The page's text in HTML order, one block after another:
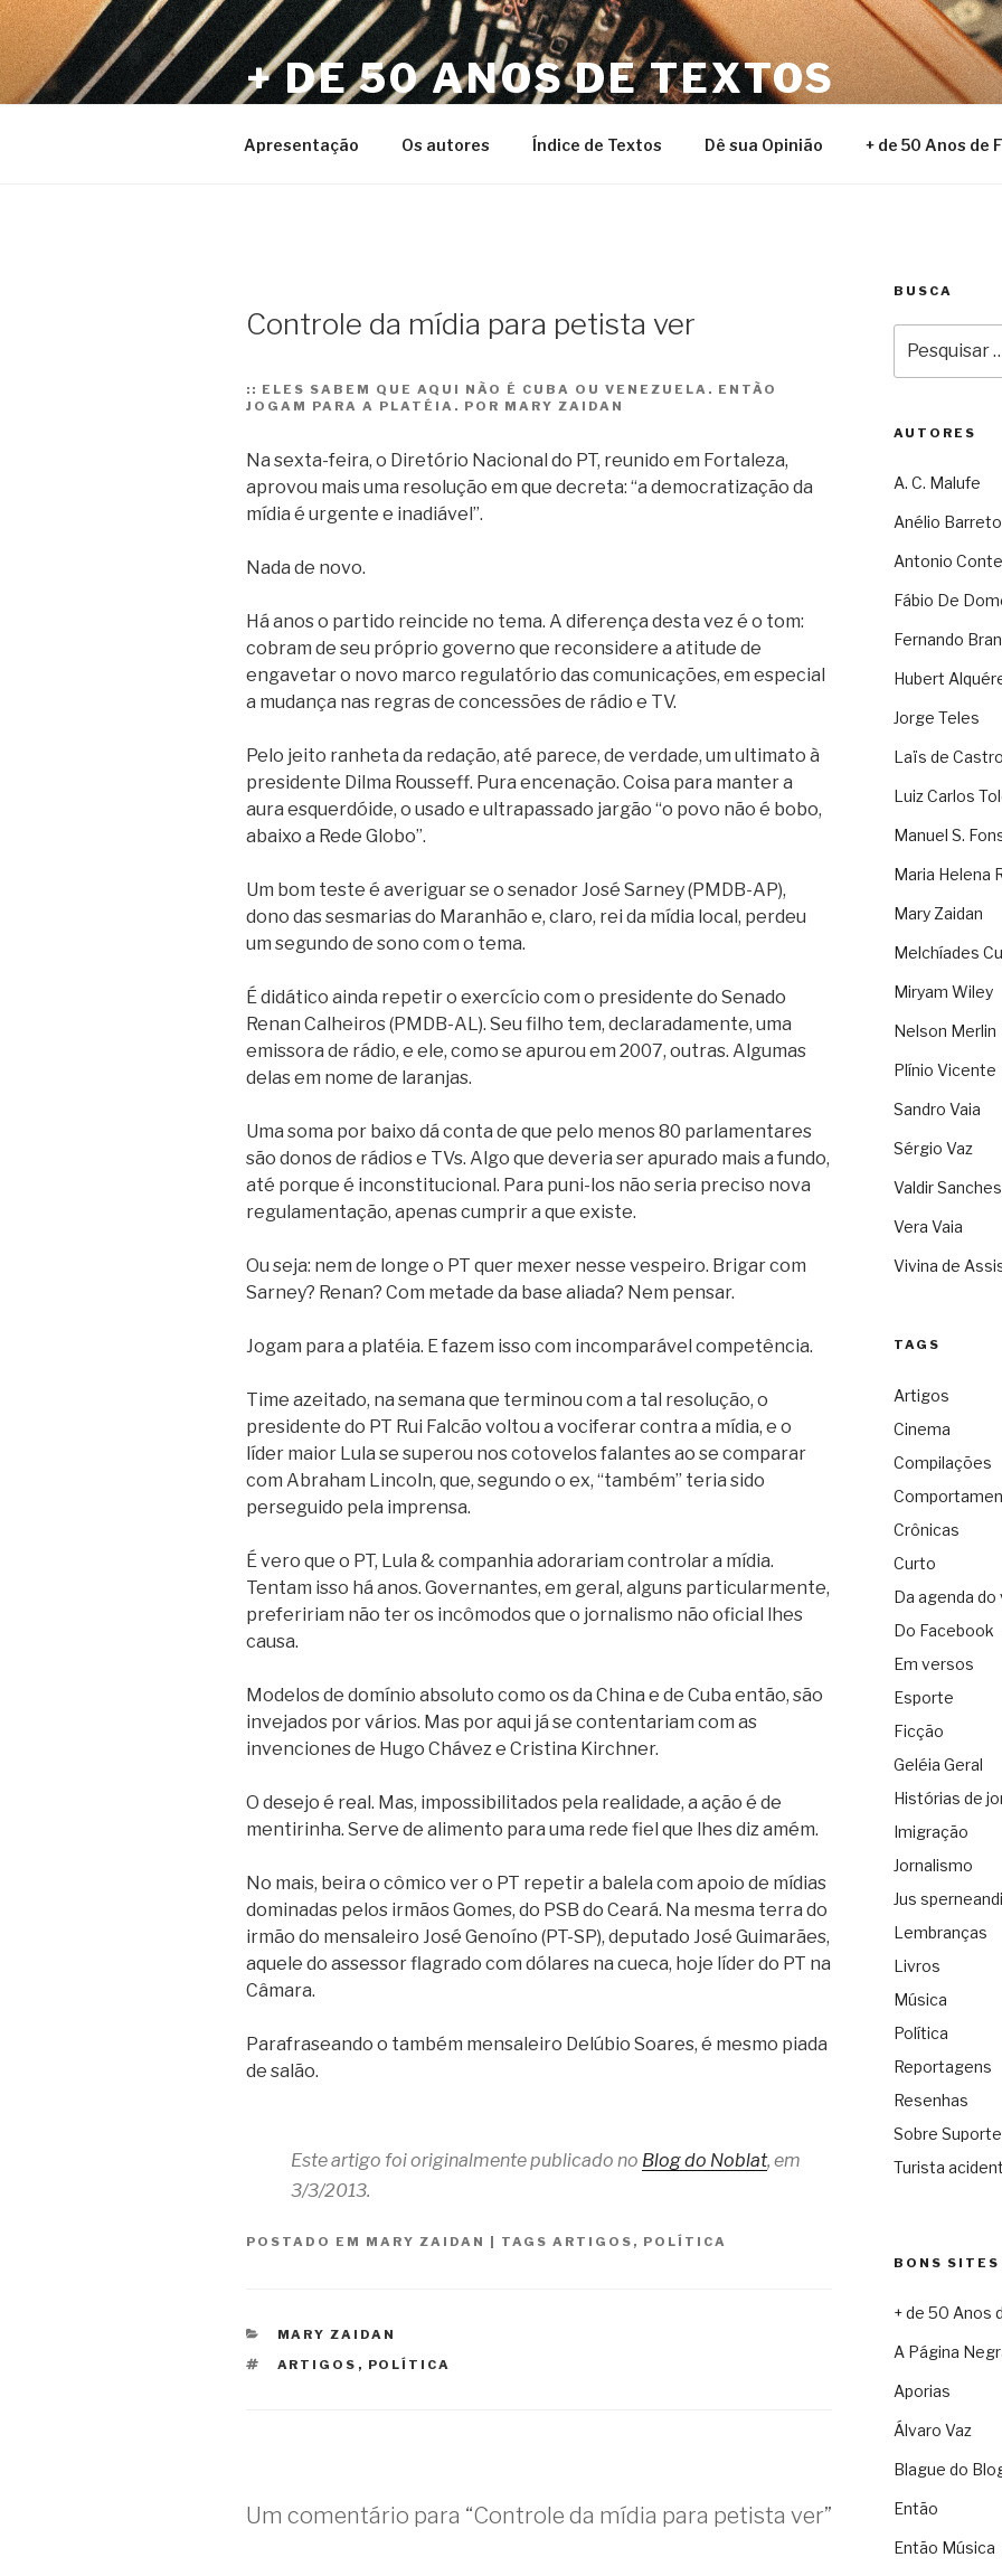
Pular
para
o
conteúdo
+ DE 50 ANOS DE TEXTOS
Apresentação Os autores Índice de Textos Dê sua Opinião + de 50 Anos de
Controle da mídia para petista ver
:: ELES SABEM QUE AQUI NÃO É CUBA OU VENEZUELA. ENTÃO
JOGAM PARA A PLATÉIA. POR MARY ZAIDAN
Na sexta-feira, o Diretório Nacional do PT, reunido em Fortaleza,
aprovou mais uma resolução em que decreta: “a democratização da
mídia é urgente e inadiável”.
Nada de novo.
Há anos o partido reincide no tema. A diferença desta vez é o tom:
cobram de seu próprio governo que reconsidere a atitude de
engavetar o novo marco regulatório das comunicações, em especial
a mudança nas regras de concessões de rádio e TV.
Pelo jeito ranheta da redação, até parece, de verdade, um ultimato à
presidente Dilma Rousseff. Pura encenação. Coisa para manter a
aura esquerdóide, o usado e ultrapassado jargão “o povo não é bobo,
abaixo a Rede Globo”.
Um bom teste é averiguar se o senador José Sarney (PMDB-AP),
dono das sesmarias do Maranhão e, claro, rei da mídia local, perdeu
um segundo de sono com o tema.
É didático ainda repetir o exercício com o presidente do Senado
Renan Calheiros (PMDB-AL). Seu filho tem, declaradamente, uma
emissora de rádio, e ele, como se apurou em 2007, outras. Algumas
delas em nome de laranjas.
Uma soma por baixo dá conta de que pelo menos 80 parlamentares
são donos de rádios e TVs. Algo que deveria ser apurado mais a fundo,
até porque é inconstitucional. Para puni-los não seria preciso nova
regulamentação, apenas cumprir a que existe.
Ou seja: nem de longe o PT quer mexer nesse vespeiro. Brigar com
Sarney? Renan? Com metade da base aliada? Nem pensar.
Jogam para a platéia. E fazem isso com incomparável competência.
Time azeitado, na semana que terminou com a tal resolução, o
presidente do PT Rui Falcão voltou a vociferar contra a mídia, e o
líder maior Lula se superou nos cotovelos falantes ao se comparar
com Abraham Lincoln, que, segundo o ex, “também” teria sido
perseguido pela imprensa.
É vero que o PT, Lula & companhia adorariam controlar a mídia.
Tentam isso há anos. Governantes, em geral, alguns particularmente,
prefeririam não ter os incômodos que o jornalismo não oficial lhes
causa.
Modelos de domínio absoluto como os da China e de Cuba então, são
invejados por vários. Mas por aqui já se contentariam com as
invenciones de Hugo Chávez e Cristina Kirchner.
O desejo é real. Mas, impossibilitados pela realidade, a ação é de
mentirinha. Serve de alimento para uma rede fiel que lhes diz amém.
No mais, beira o cômico ver o PT repetir a balela com apoio de mídias
dominadas pelos irmãos Gomes, do PSB do Ceará. Na mesma terra do
irmão do mensaleiro José Genoíno (PT-SP), deputado José Guimarães,
aquele do assessor flagrado com dólares na cueca, hoje líder do PT na
Câmara.
Parafraseando o também mensaleiro Delúbio Soares, é mesmo piada
de salão.
Este artigo foi originalmente publicado no Blog do Noblat, em
3/3/2013.
POSTADO EM MARY ZAIDAN | TAGS ARTIGOS , POLÍTICA
CATEGORIAS
MARY ZAIDAN
TAGS
ARTIGOS , POLÍTICA
Um comentário para “Controle da mídia para petista ver”
BUSCA
por:
AUTORES
A. C. Malufe
Anélio Barreto
Antonio
Fábio De
Fernando
Hubert
Jorge Teles
Laïs de Castro
Luiz Carlos
Manuel S.
Maria Helena
Mary Zaidan
Melchíades
Miryam Wiley
Nelson Merlin
Plínio Vicente
Sandro Vaia
Sérgio Vaz
Valdir Sanches
Vera Vaia
Vivina de
TAGS
Artigos
Cinema
Compilações
Crônicas
Curto
Da agenda do
Do Facebook
Em versos
Esporte
Ficção
Geléia Geral
Histórias de
Imigração
Jornalismo
Jus sperneandi
Lembranças
Livros
Música
Política
Reportagens
Resenhas
Sobre
Turista
BONS SITES
+ de 50 Anos
A Página
Aporias
Álvaro Vaz
Blague do
Então
Então Música